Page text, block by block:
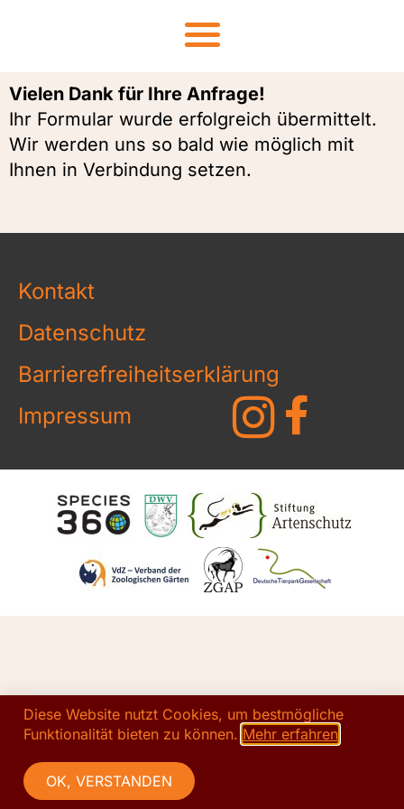
Vielen Dank für Ihre Anfrage!
Ihr Formular wurde erfolgreich übermittelt.
Wir werden uns so bald wie möglich mit
Ihnen in Verbindung setzen.
Kontakt
Datenschutz
Barrierefreiheitserklärung
Impressum
Diese Website nutzt Cookies, um bestmögliche
Funktionalität bieten zu können. Mehr erfahren
OK, VERSTANDEN